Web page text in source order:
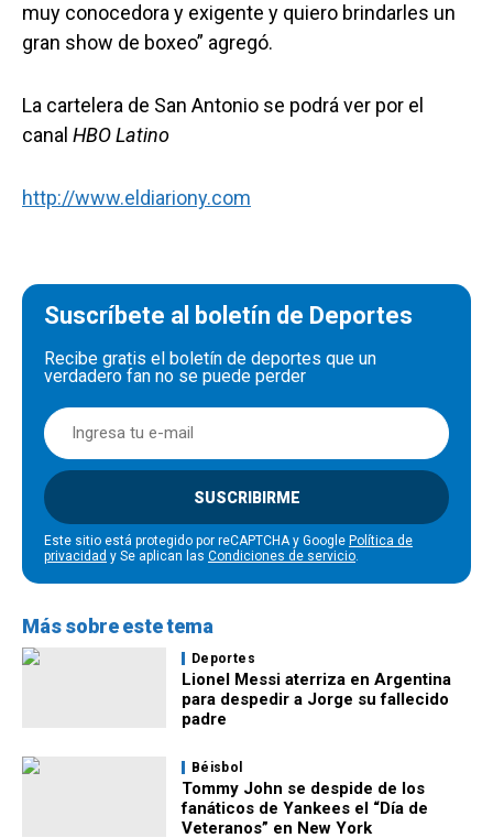
muy conocedora y exigente y quiero brindarles un
gran show de boxeo” agregó.
La cartelera de San Antonio se podrá ver por el
canal HBO Latino
http://www.eldiariony.com
Suscríbete al boletín de Deportes
Recibe gratis el boletín de deportes que un
verdadero fan no se puede perder
SUSCRIBIRME
Este sitio está protegido por reCAPTCHA y Google Política de
privacidad y Se aplican las Condiciones de servicio.
Más sobre este tema
Deportes
Lionel Messi aterriza en Argentina
para despedir a Jorge su fallecido
padre
Béisbol
Tommy John se despide de los
fanáticos de Yankees el “Día de
Veteranos” en New York